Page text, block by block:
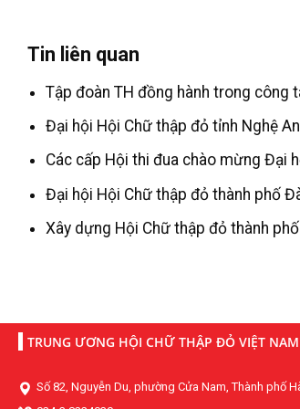
Tin liên quan
Tập đoàn TH đồng hành trong công
Đại hội Hội Chữ thập đỏ tỉnh Nghệ
Các cấp Hội thi đua chào mừng Đại
Đại hội Hội Chữ thập đỏ thành phố
Xây dựng Hội Chữ thập đỏ thành
TRUNG ƯƠNG HỘI CHỮ THẬP ĐỎ VIỆT NAM
Số 82, Nguyễn Du, phường Cửa Nam, Thành phố